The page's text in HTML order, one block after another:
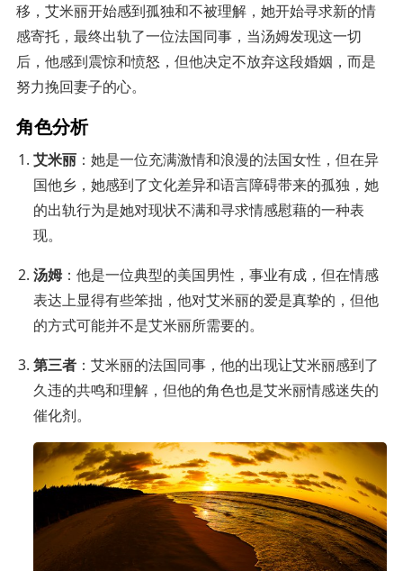
移，艾米丽开始感到孤独和不被理解，她开始寻求新的情
感寄托，最终出轨了一位法国同事，当汤姆发现这一切
后，他感到震惊和愤怒，但他决定不放弃这段婚姻，而是
努力挽回妻子的心。
角色分析
艾米丽 ：她是一位充满激情和浪漫的法国女性，但在异
国他乡，她感到了文化差异和语言障碍带来的孤独，她
的出轨行为是她对现状不满和寻求情感慰藉的一种表
现。
汤姆：他是一位典型的美国男性，事业有成，但在情感
表达上显得有些笨拙，他对艾米丽的爱是真挚的，但他
的方式可能并不是艾米丽所需要的。
第三者 ：艾米丽的法国同事，他的出现让艾米丽感到了
久违的共鸣和理解，但他的角色也是艾米丽情感迷失的
催化剂。